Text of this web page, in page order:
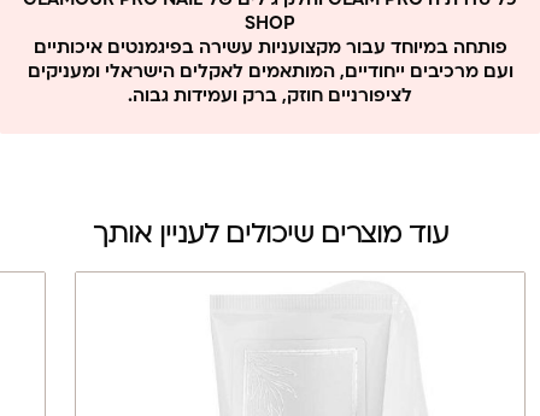
SHOP
פותחה במיוחד עבור מקצועניות עשירה בפיגמנטים איכותיים
ועם מרכיבים ייחודיים, המותאמים לאקלים הישראלי ומעניקים
לציפורניים חוזק, ברק ועמידות גבוה.
עוד מוצרים שיכולים לעניין אותך